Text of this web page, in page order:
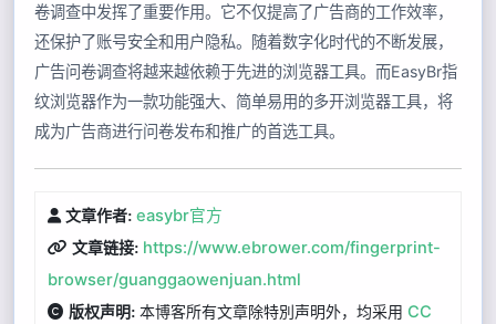
卷调查中发挥了重要作用。它不仅提高了广告商的工作效率，
还保护了账号安全和用户隐私。随着数字化时代的不断发展，
广告问卷调查将越来越依赖于先进的浏览器工具。而EasyBr指
纹浏览器作为一款功能强大、简单易用的多开浏览器工具，将
成为广告商进行问卷发布和推广的首选工具。
文章作者: easybr官方
文章链接: https://www.ebrower.com/fingerprint-
browser/guanggaowenjuan.html
版权声明: 本博客所有文章除特別声明外，均采用CC